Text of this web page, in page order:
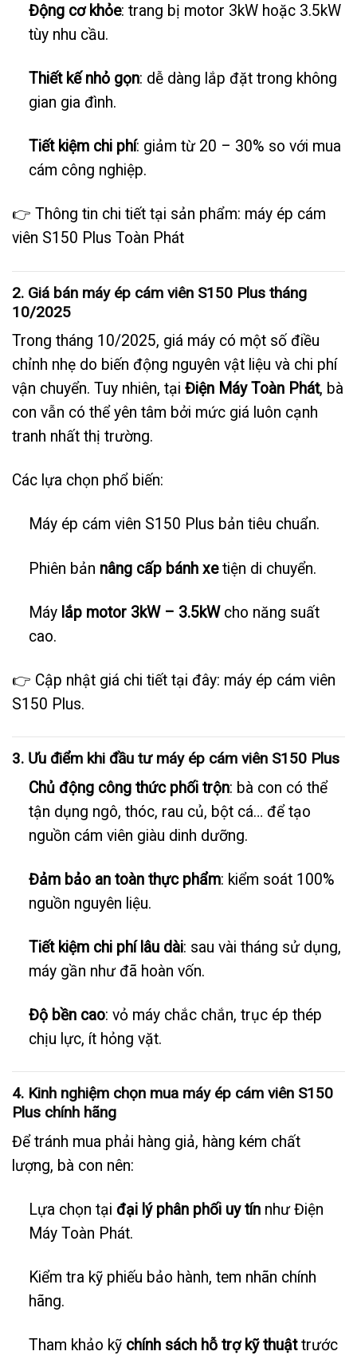
Động cơ khỏe: trang bị motor 3kW hoặc 3.5kW
tùy nhu cầu.
Thiết kế nhỏ gọn: dễ dàng lắp đặt trong không
gian gia đình.
Tiết kiệm chi phí: giảm từ 20 – 30% so với mua
cám công nghiệp.
👉 Thông tin chi tiết tại sản phẩm: máy ép cám
viên S150 Plus Toàn Phát
2. Giá bán máy ép cám viên S150 Plus tháng
10/2025
Trong tháng 10/2025, giá máy có một số điều
chỉnh nhẹ do biến động nguyên vật liệu và chi phí
vận chuyển. Tuy nhiên, tại Điện Máy Toàn Phát, bà
con vẫn có thể yên tâm bởi mức giá luôn cạnh
tranh nhất thị trường.
Các lựa chọn phổ biến:
Máy ép cám viên S150 Plus bản tiêu chuẩn.
Phiên bản nâng cấp bánh xetiện di chuyển.
Máy lắp motor 3kW – 3.5kWcho năng suất
cao.
👉 Cập nhật giá chi tiết tại đây: máy ép cám viên
S150 Plus.
3. Ưu điểm khi đầu tư máy ép cám viên S150 Plus
Chủ động công thức phối trộn: bà con có thể
tận dụng ngô, thóc, rau củ, bột cá… để tạo
nguồn cám viên giàu dinh dưỡng.
Đảm bảo an toàn thực phẩm: kiểm soát 100%
nguồn nguyên liệu.
Tiết kiệm chi phí lâu dài: sau vài tháng sử dụng,
máy gần như đã hoàn vốn.
Độ bền cao: vỏ máy chắc chắn, trục ép thép
chịu lực, ít hỏng vặt.
4. Kinh nghiệm chọn mua máy ép cám viên S150
Plus chính hãng
Để tránh mua phải hàng giả, hàng kém chất
lượng, bà con nên:
Lựa chọn tại đại lý phân phối uy tínnhư Điện
Máy Toàn Phát.
Kiểm tra kỹ phiếu bảo hành, tem nhãn chính
hãng.
Tham khảo kỹ chính sách hỗ trợ kỹ thuậttrước